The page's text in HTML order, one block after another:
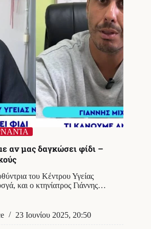
αν μας δαγκώσει φίδι –
του Κέντρου Υγείας
και ο κτηνίατρος Γιάννης…
23 Ιουνίου 2025, 20:50